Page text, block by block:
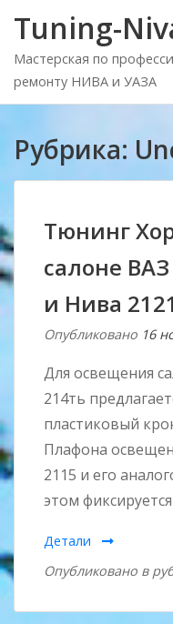
Tuning-
Мастерская по
ремонту НИВА и УАЗА
Рубрика:
Тюнинг
салоне
и Нива
Опубликовано 16
Для освещения
214ть
пластиковый
Плафона
2115 и его
этом
Детали
Опубликовано в